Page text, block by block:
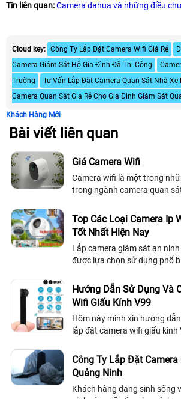
Tin liên quan:Camera dahua và những điều
Cloud key: Công Ty Lắp Đặt Camera Wifi Giá Rẻ
Camera Giám Sát Hộ Gia Đình Đã Thi Công
Trường
Tư Vấn Lắp Đặt Camera Quan Sát Nhà Xe
Camera Quan Sát Gia Rẻ Cho Gia Đình Giám Sát
Khách Hàng Mới
Bài viết liên quan
Giá Camera Wifi
Camera wifi là một trong
trong ngành camera quan sát. Chúng
sự an toàn về vấn đề an ninh
Top Các Loại Camera Ip
Tốt Nhất Hiện Nay
Lắp camera giám sát an
được lựa chọn sử dụng phổ
giúp người dùng quản lý con
Hướng Dẫn Sử Dụng Và
Wifi Giấu Kính V99
Hôm này mình xin hướng
lắp đặt camera wifi giấu
cách dễ dàng và nhanh
Công Ty Lắp Đặt Camera
Quảng Ninh
Khách hàng đang sinh sống